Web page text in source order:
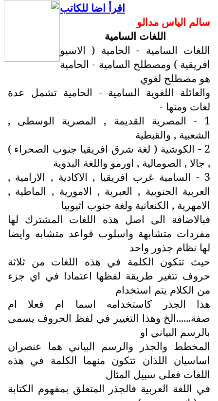
اقرأ اضا للكاتب
سالم الياس مدالو
اللغات السامية
اللغات السامية - الحامية ( الاسيو
افريقية ) ومصطلح السامية - الحامية
هو مصطلح لغوي
والعائلة اللغوية السامية - الحامية تشمل عدة
لغات ومنها -
1 - المصرية القديمة , المصرية الوسطى ,
الشعبية , والقبطية
2 - الكوشية ( لغة شرق افريقيا جنوب الصحراء )
, جالا , الصومالية , اورمو واللغة البدوية
3 - السامية غرب افريقيا , الاكادية , الارامية ,
العربية الجنوبية , العبرية , الامورية , الماطية ,
الامهرية , الكنعانية ولغة جنوب اثيوبيا
فبالاضافة الى اصل هذه اللغات المشترك لها
مفردات متشابهة واسلوب قواعد متشابه وايضا
لها نظام جذور واحد
حيث تتكون الكلمة في هذه اللغات من ثلاثة
حروف تتغير طريقة لفظها اعتمادا في اي جزء
من الكلام يتم استخدام
هذا الجذر كاستخدامه اسما ام فعلا ام
صفة......الخ وهذا التغيير في لفظ الحروف يسمى
بالرسم البياني او
المخطط والجذر والرسم البياني هما عنصران
اساسيان اللذان تتكون منهما الكلمة في هذه
اللغات فعلى سبيل المثال
في اللغة العربية فالجذر المتعلق بمفهوم الكتابة